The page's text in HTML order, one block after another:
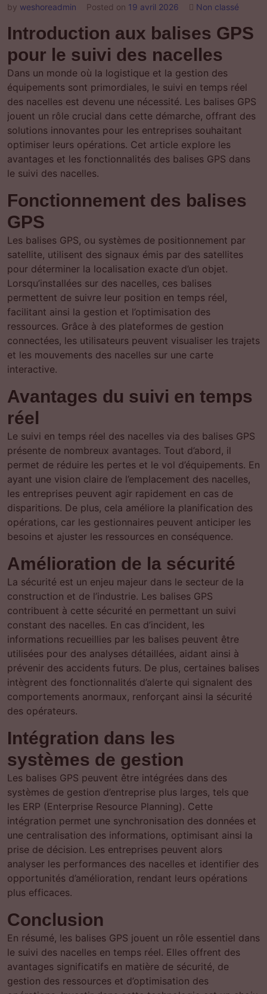
by weshoreadmin Posted on 19 avril 2026 Non classé
Introduction aux balises GPS
pour le suivi des nacelles
Dans un monde où la logistique et la gestion des
équipements sont primordiales, le suivi en temps réel
des nacelles est devenu une nécessité. Les balises GPS
jouent un rôle crucial dans cette démarche, offrant des
solutions innovantes pour les entreprises souhaitant
optimiser leurs opérations. Cet article explore les
avantages et les fonctionnalités des balises GPS dans
le suivi des nacelles.
Fonctionnement des balises
GPS
Les balises GPS, ou systèmes de positionnement par
satellite, utilisent des signaux émis par des satellites
pour déterminer la localisation exacte d’un objet.
Lorsqu’installées sur des nacelles, ces balises
permettent de suivre leur position en temps réel,
facilitant ainsi la gestion et l’optimisation des
ressources. Grâce à des plateformes de gestion
connectées, les utilisateurs peuvent visualiser les trajets
et les mouvements des nacelles sur une carte
interactive.
Avantages du suivi en temps
réel
Le suivi en temps réel des nacelles via des balises GPS
présente de nombreux avantages. Tout d’abord, il
permet de réduire les pertes et le vol d’équipements. En
ayant une vision claire de l’emplacement des nacelles,
les entreprises peuvent agir rapidement en cas de
disparitions. De plus, cela améliore la planification des
opérations, car les gestionnaires peuvent anticiper les
besoins et ajuster les ressources en conséquence.
Amélioration de la sécurité
La sécurité est un enjeu majeur dans le secteur de la
construction et de l’industrie. Les balises GPS
contribuent à cette sécurité en permettant un suivi
constant des nacelles. En cas d’incident, les
informations recueillies par les balises peuvent être
utilisées pour des analyses détaillées, aidant ainsi à
prévenir des accidents futurs. De plus, certaines balises
intègrent des fonctionnalités d’alerte qui signalent des
comportements anormaux, renforçant ainsi la sécurité
des opérateurs.
Intégration dans les
systèmes de gestion
Les balises GPS peuvent être intégrées dans des
systèmes de gestion d’entreprise plus larges, tels que
les ERP (Enterprise Resource Planning). Cette
intégration permet une synchronisation des données et
une centralisation des informations, optimisant ainsi la
prise de décision. Les entreprises peuvent alors
analyser les performances des nacelles et identifier des
opportunités d’amélioration, rendant leurs opérations
plus efficaces.
Conclusion
En résumé, les balises GPS jouent un rôle essentiel dans
le suivi des nacelles en temps réel. Elles offrent des
avantages significatifs en matière de sécurité, de
gestion des ressources et d’optimisation des